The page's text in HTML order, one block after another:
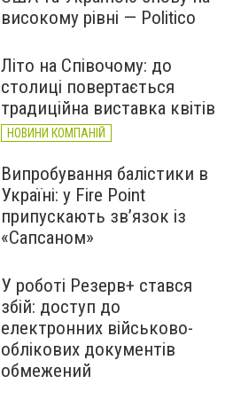
високому рівні — Politico
Літо на Співочому: до
столиці повертається
традиційна виставка квітів
НОВИНИ КОМПАНІЙ
Випробування балістики в
Україні: у Fire Point
припускають зв’язок із
«Сапсаном»
У роботі Резерв+ стався
збій: доступ до
електронних військово-
облікових документів
обмежений